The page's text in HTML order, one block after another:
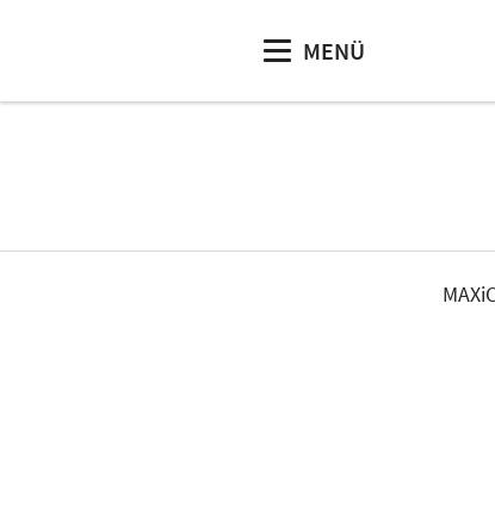
MENÜ